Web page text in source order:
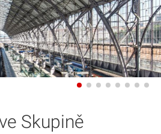
Skupině